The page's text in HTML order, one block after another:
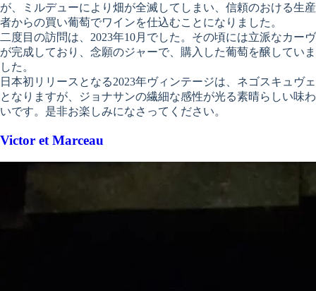
が、ミルデューにより畑が全滅してしまい、信頼のおける生産
者からの買い葡萄でワインを仕込むことになりました。
二度目の訪問は、2023年10月でした。その頃には立派なカーヴ
が完成しており、念願のジャーで、購入した葡萄を醸していま
した。
日本初リリースとなる2023年ヴィンテージは、ネゴスキュヴェ
となりますが、ジョナサンの繊細な感性が光る素晴らしい味わ
いです。是非お楽しみになさってください。
Victor et Marceau